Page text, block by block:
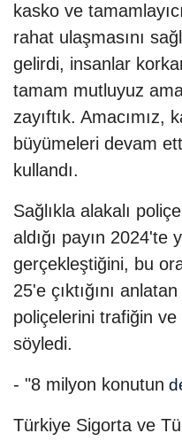
kasko ve
rahat ulaşmasını
gelirdi, insanlar
tamam mutluyuz
zayıftık. Amacımız,
büyümeleri devam
kullandı.
Sağlıkla alakalı
aldığı payın 2024'te
gerçekleştiğini, bu
25'e çıktığını
poliçelerini trafiğin ve
söyledi.
- "8 milyon konutun
Türkiye Sigorta ve